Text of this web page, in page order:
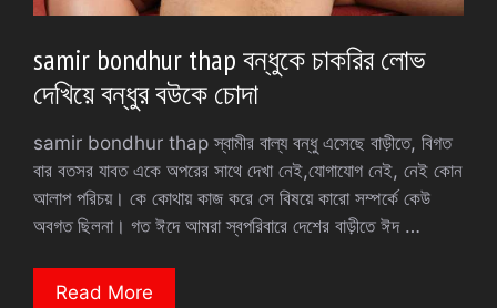
samir bondhur thap বন্ধুকে চাকরির লোভ
দেখিয়ে বন্ধুর বউকে চোদা
samir bondhur thap স্বামীর বাল্য বন্ধু এসেছে বাড়ীতে, বিগত
বার বতসর যাবত একে অপরের সাথে দেখা নেই,যোগাযোগ নেই, নেই কোন
আলাপ পরিচয়। কে কোথায় কাজ করে সে বিষয়ে কারো সম্পর্কে কেউ
অবগত ছিলনা। গত ঈদে আমরা স্বপরিবারে দেশের বাড়ীতে ঈদ …
Read More